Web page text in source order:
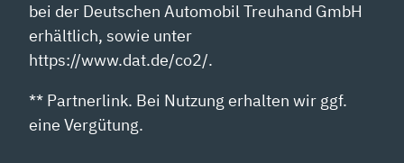
bei der Deutschen Automobil Treuhand GmbH
erhältlich, sowie unter
https://www.dat.de/co2/.
** Partnerlink. Bei Nutzung erhalten wir ggf.
eine Vergütung.